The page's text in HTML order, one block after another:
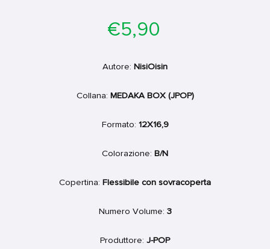
Prezzo
di
€5,90
Autore: NisiOisin
Collana: MEDAKA BOX (JPOP)
Formato: 12X16,9
Colorazione: B/N
Copertina: Flessibile con sovracoperta
Numero Volume: 3
Produttore: J-POP